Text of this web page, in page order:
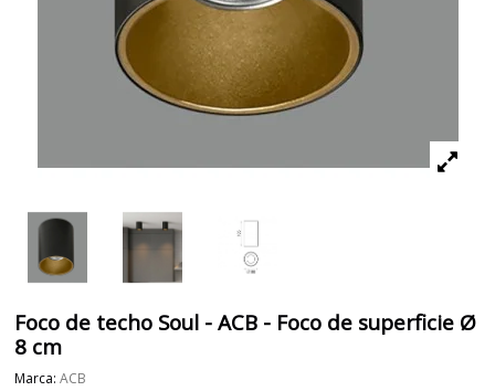
Foco de techo Soul - ACB - Foco de superficie Ø
8 cm
Marca: ACB